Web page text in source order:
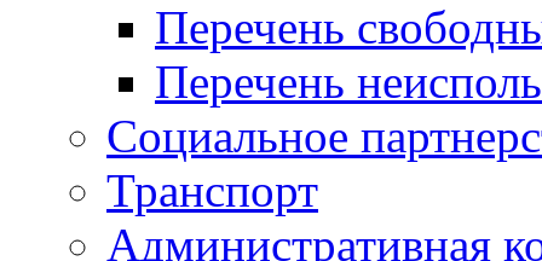
Перечень
Перечень
Социальное
Транспорт
Административная